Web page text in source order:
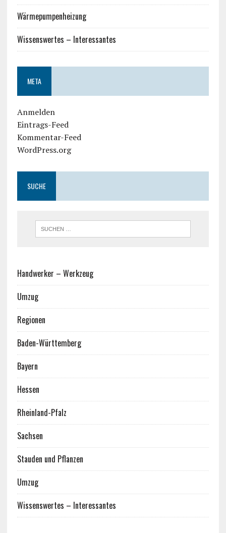
Wärmepumpenheizung
Wissenswertes – Interessantes
META
Anmelden
Eintrags-Feed
Kommentar-Feed
WordPress.org
SUCHE
Handwerker – Werkzeug
Umzug
Regionen
Baden-Württemberg
Bayern
Hessen
Rheinland-Pfalz
Sachsen
Stauden und Pflanzen
Umzug
Wissenswertes – Interessantes